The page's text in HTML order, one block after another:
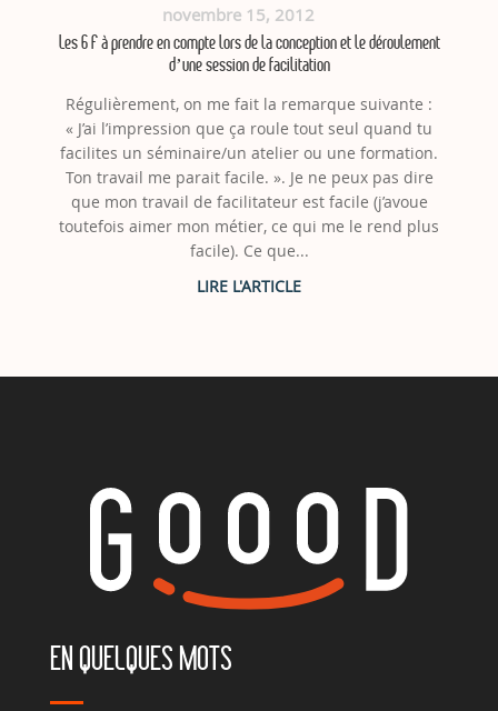
novembre 15, 2012
Les 6 F à prendre en compte lors de la conception et le déroulement
d’une session de facilitation
Régulièrement, on me fait la remarque suivante :
« J’ai l’impression que ça roule tout seul quand tu
facilites un séminaire/un atelier ou une formation.
Ton travail me parait facile. ». Je ne peux pas dire
que mon travail de facilitateur est facile (j’avoue
toutefois aimer mon métier, ce qui me le rend plus
facile). Ce que...
EN QUELQUES MOTS